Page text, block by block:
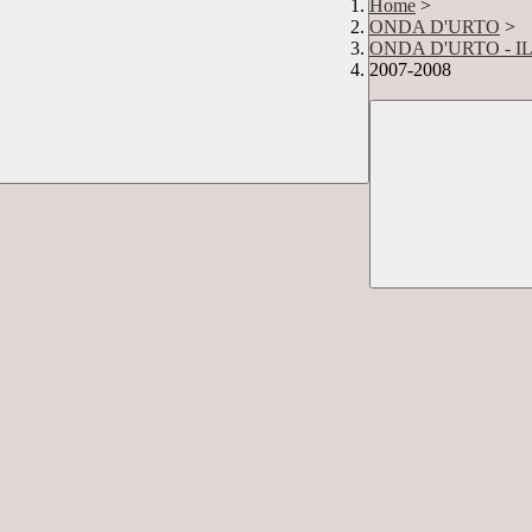
Home >
ONDA D'URTO >
ONDA D'URTO -
2007-2008